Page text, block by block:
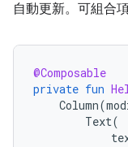
自動更新。可組合
@Composable
private fun
Column(
Text(